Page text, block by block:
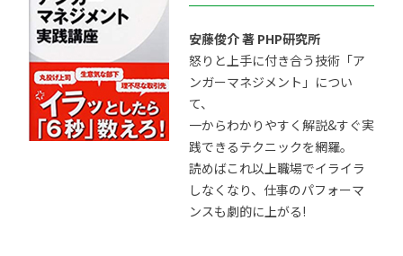
安藤俊介 著 PHP研究所
怒りと上手に付き合う技術「ア
ンガーマネジメント」につい
て、
一からわかりやすく解説&すぐ実
践できるテクニックを網羅。
読めばこれ以上職場でイライラ
しなくなり、仕事のパフォーマ
ンスも劇的に上がる!